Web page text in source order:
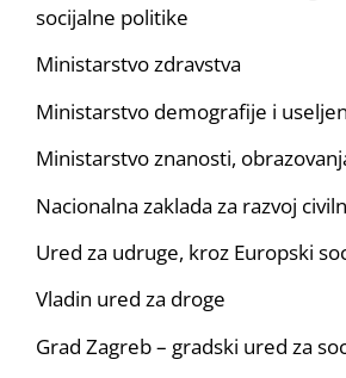
socijalne politike
Ministarstvo zdravstva
Ministarstvo demografije i
Ministarstvo znanosti,
Nacionalna zaklada za razvoj
Ured za udruge, kroz Europski
Vladin ured za droge
Grad Zagreb – gradski ured za